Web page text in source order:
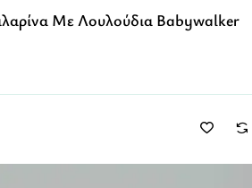
Με Λουλούδια Babywalker